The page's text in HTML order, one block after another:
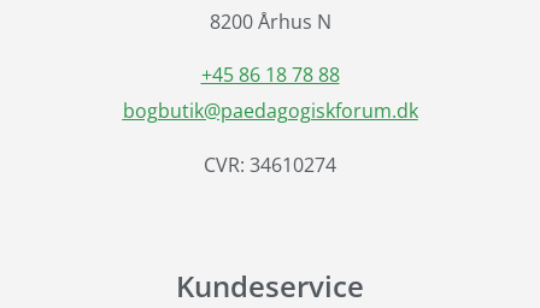
8200 Århus N
+45 86 18 78 88
bogbutik@paedagogiskforum.dk
CVR: 34610274
Kundeservice